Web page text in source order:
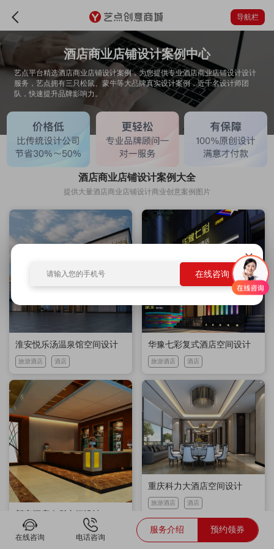
导航栏
酒店商业店铺设计案例中心
艺点平台精选酒店商业店铺设计案例，为您提供专业酒店商业店铺设计设计
服务，艺点拥有三只松鼠、蒙牛等大品牌真实设计案例，近千名设计师团
队，快速提升品牌影响力。
酒店商业店铺设计案例大全
提供大量酒店商业店铺设计商业创意案例图片
淮安悦乐汤温泉馆空间设计
旅游酒店 酒店
华豫七彩复式酒店空间设计
旅游酒店 酒店
旅游酒店
重庆科力大酒店空间设计
旅游酒店 酒店
在线咨询 电话咨询
服务介绍 预约领券
在线咨询